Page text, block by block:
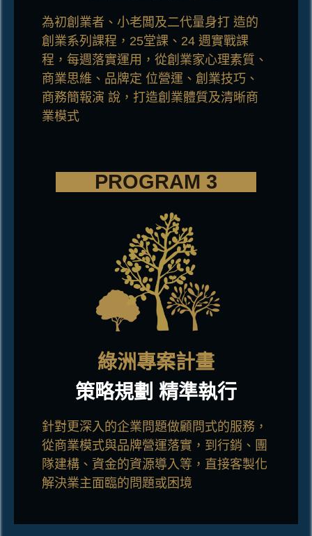
為初創業者、小老闆及二代量身打 造的
創業系列課程 ， 25堂課、24 週實戰課
程 ， 每週落實運用 ， 從創業家心理素質、
商業思維、品牌定 位營運、創業技巧、
商務簡報演 說 ， 打造創業體質及清晰商
業模式
PROGRAM 3
綠洲專案計畫
策略規劃 精準執行
針對更深入的企業問題做顧問式的服務，
從商業模式與品牌營運落實，到行銷、團
隊建構、資金的資源導入等，直接客製化
解決業主面臨的問題或困境